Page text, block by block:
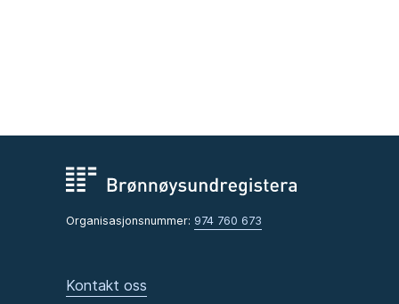
Organisasjonsnummer: 974 760 673
Kontakt oss